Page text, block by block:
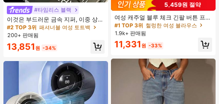
#타임리스 블랙
이것은 부드러운 금속 지퍼, 이중 상단
손잡이, 조절 가능한 긴 어깨 스트랩이
특징인 세련되고 미니멀한 블랙 대용
량 여성용 핸드백입니다. 여성들은 어
깨에 메거나, 크로스백으로 메거나, 손
으로 들 수 있습니다. 이 가방은 꼼꼼
하게 바느질되어 출퇴근, 쇼핑, 출장,
사무실 사용 및 일상적인 출퇴근에 적
#2 TOP 3위 패셔너블 여성 토트백
200+ 판매됨
13,851 원 -34%
5,459원 절약
여성 캐주얼 블루 체크 긴팔 버튼 프론
트 폴리에스터 셔츠, 레귤러 핏, 봄 의
류, 편안한 스타일
#1 TOP 3위 헐렁한 여성 블라우스
1.9k+ 판매됨
11,331 원 -33%